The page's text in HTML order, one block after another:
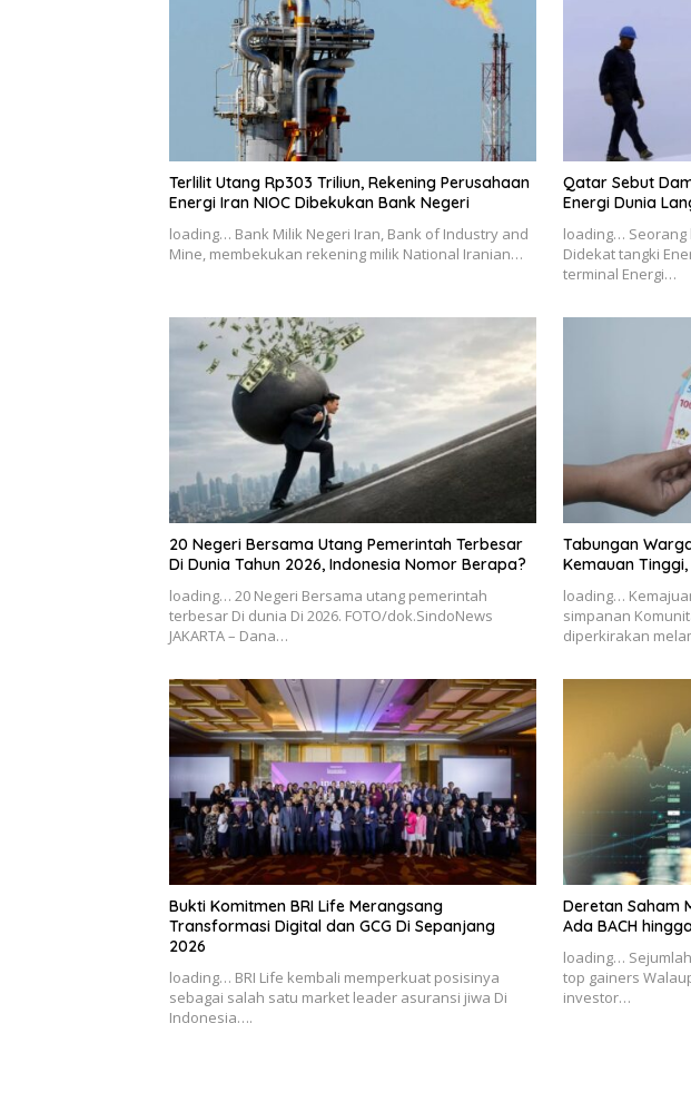
Terlilit Utang Rp303 Triliun, Rekening Perusahaan
Energi Iran NIOC Dibekukan Bank Negeri
loading… Bank Milik Negeri Iran, Bank of Industry and
Mine, membekukan rekening milik National Iranian…
Qatar Sebut
Energi Dunia
loading… Seorang
Didekat tangki
terminal Energi…
20 Negeri Bersama Utang Pemerintah Terbesar
Di Dunia Tahun 2026, Indonesia Nomor Berapa?
loading… 20 Negeri Bersama utang pemerintah
terbesar Di dunia Di 2026. FOTO/dok.SindoNews
JAKARTA – Dana…
Tabungan
Kemauan
loading…
simpanan
diperkirakan
Bukti Komitmen BRI Life Merangsang
Transformasi Digital dan GCG Di Sepanjang
2026
loading… BRI Life kembali memperkuat posisinya
sebagai salah satu market leader asuransi jiwa Di
Indonesia….
Deretan Saham
Ada BACH
loading…
top gainers
investor…